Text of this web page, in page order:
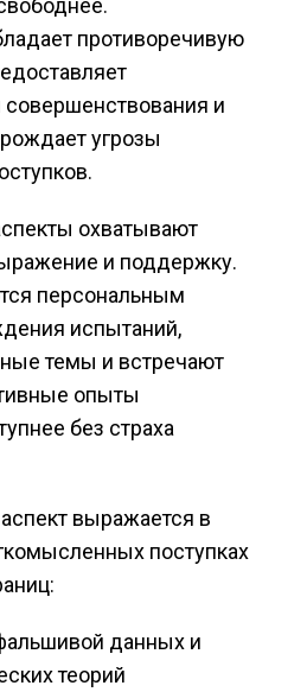
противоречивую
и
угрозы
охватывают
и поддержку.
персональным
испытаний,
темы и встречают
опыты
без страха
выражается в
поступках
данных и
теорий